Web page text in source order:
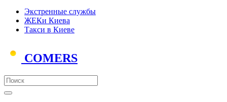
Экстренные службы
ЖЕКи Киева
Такси в Киеве
COMERS